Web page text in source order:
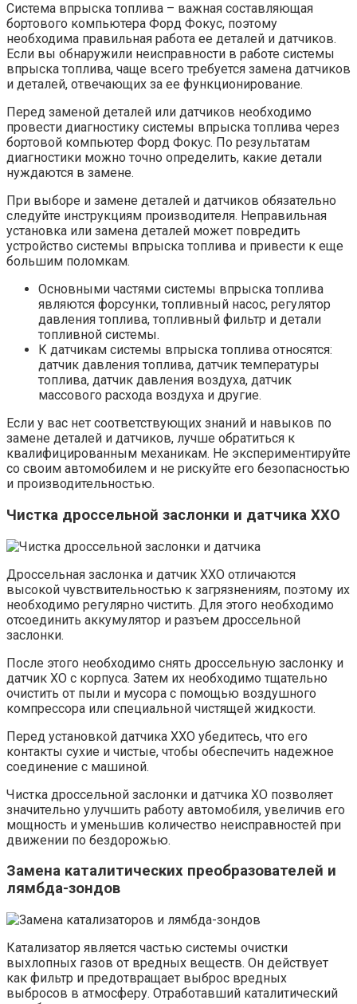
Система впрыска топлива – важная составляющая
бортового компьютера Форд Фокус, поэтому
необходима правильная работа ее деталей и датчиков.
Если вы обнаружили неисправности в работе системы
впрыска топлива, чаще всего требуется замена датчиков
и деталей, отвечающих за ее функционирование.
Перед заменой деталей или датчиков необходимо
провести диагностику системы впрыска топлива через
бортовой компьютер Форд Фокус. По результатам
диагностики можно точно определить, какие детали
нуждаются в замене.
При выборе и замене деталей и датчиков обязательно
следуйте инструкциям производителя. Неправильная
установка или замена деталей может повредить
устройство системы впрыска топлива и привести к еще
большим поломкам.
Основными частями системы впрыска топлива
являются форсунки, топливный насос, регулятор
давления топлива, топливный фильтр и детали
топливной системы.
К датчикам системы впрыска топлива относятся:
датчик давления топлива, датчик температуры
топлива, датчик давления воздуха, датчик
массового расхода воздуха и другие.
Если у вас нет соответствующих знаний и навыков по
замене деталей и датчиков, лучше обратиться к
квалифицированным механикам. Не экспериментируйте
со своим автомобилем и не рискуйте его безопасностью
и производительностью.
Чистка дроссельной заслонки и датчика ХХО
Дроссельная заслонка и датчик ХХО отличаются
высокой чувствительностью к загрязнениям, поэтому их
необходимо регулярно чистить. Для этого необходимо
отсоединить аккумулятор и разъем дроссельной
заслонки.
После этого необходимо снять дроссельную заслонку и
датчик ХО с корпуса. Затем их необходимо тщательно
очистить от пыли и мусора с помощью воздушного
компрессора или специальной чистящей жидкости.
Перед установкой датчика ХХО убедитесь, что его
контакты сухие и чистые, чтобы обеспечить надежное
соединение с машиной.
Чистка дроссельной заслонки и датчика ХО позволяет
значительно улучшить работу автомобиля, увеличив его
мощность и уменьшив количество неисправностей при
движении по бездорожью.
Замена каталитических преобразователей и
лямбда-зондов
Катализатор является частью системы очистки
выхлопных газов от вредных веществ. Он действует
как фильтр и предотвращает выброс вредных
выбросов в атмосферу. Отработавший каталитический